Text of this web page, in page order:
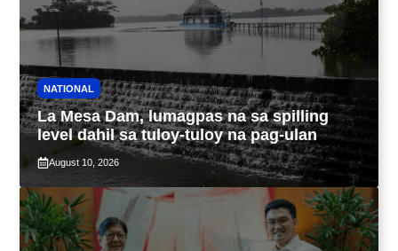
NATIONAL
La Mesa Dam, lumagpas na sa spilling
level dahil sa tuloy-tuloy na pag-ulan
August 10, 2026